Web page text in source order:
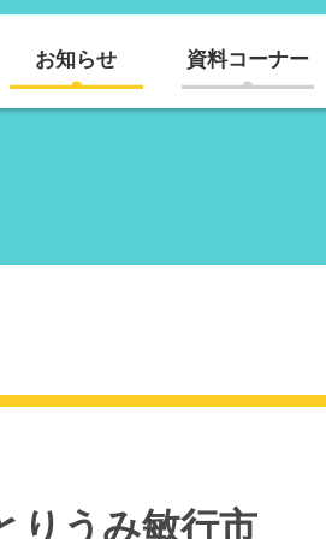
お知らせ 資料コーナー
りうみ敏行市